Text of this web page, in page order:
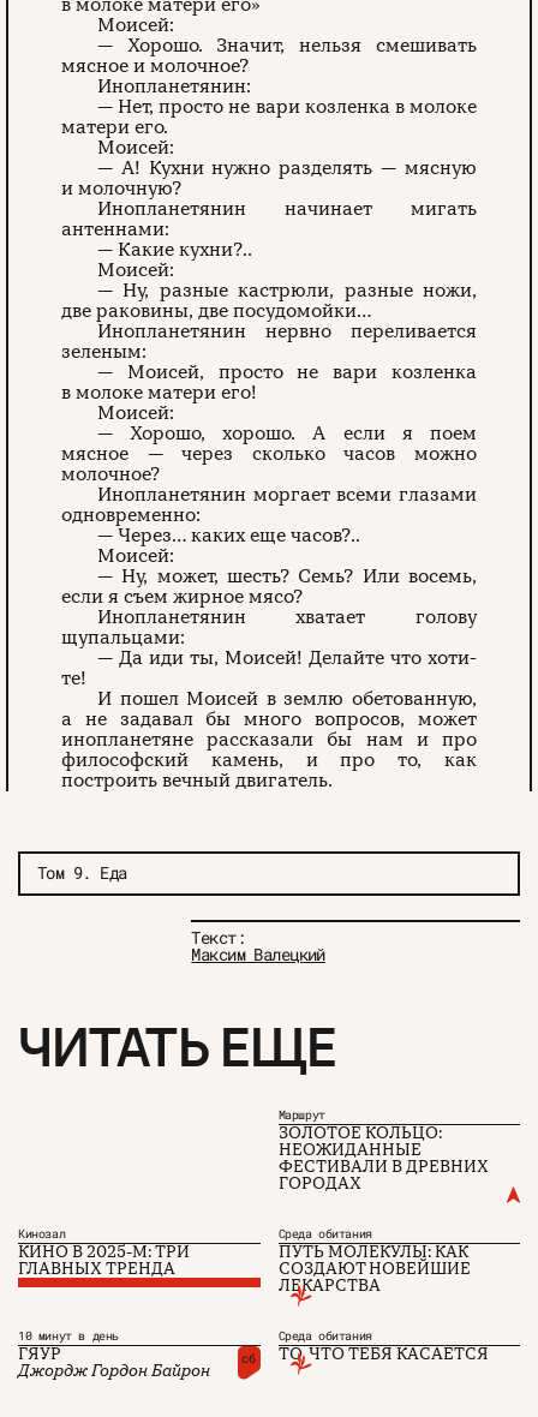
Том 9. Еда
Текст:
Максим Валецкий
Моисей:
— Хорошо. Значит, нельзя смешивать
мясное и молочное?
Инопланетянин:
— Нет, просто не вари козленка в молоке
матери его.
Моисей:
— А! Кухни нужно разделять — мясную
и молочную?
Инопланетянин начинает мигать
антеннами:
— Какие кухни?..
Моисей:
— Ну, разные кастрюли, разные ножи,
две раковины, две посудомойки…
Инопланетянин нервно переливается
зеленым:
— Моисей, просто не вари козленка
в молоке матери его!
Моисей:
— Хорошо, хорошо. А если я поем
мясное — через сколько часов можно
молочное?
Инопланетянин моргает всеми глазами
одновременно:
— Через… каких еще часов?..
Моисей:
— Ну, может, шесть? Семь? Или восемь,
если я съем жирное мясо?
Инопланетянин хватает голову
щупальцами:
— Да иди ты, Моисей! Делайте что хоти­
те!
И пошел Моисей в землю обетованную,
а не задавал бы много вопросов, может
инопланетяне рассказали бы нам и про
философский камень, и про то, как
построить вечный двигатель.
ЧИТАТЬ ЕЩЕ
Маршрут
ЗОЛОТОЕ КОЛЬЦО:
НЕОЖИДАННЫЕ
ФЕСТИВАЛИ В ДРЕВНИХ
ГОРОДАХ
Кинозал
КИНО В2025-М: ТРИ
ГЛАВНЫХ ТРЕНДА
Среда обитания
ПУТЬ МОЛЕКУЛЫ: КАК
СОЗДАЮТ НОВЕЙШИЕ
ЛЕКАРСТВА
10 минут в день
ГЯУР
Джордж Гордон Байрон
сб
Среда обитания
ТО, ЧТО ТЕБЯ КАСАЕТСЯ
О проекте
Команда
ЧТИВО ДОМ
YouTube
Рекламодателям